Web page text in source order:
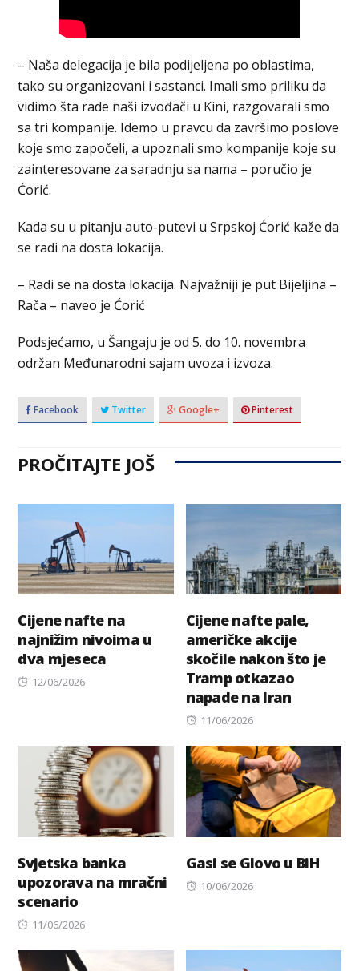
– Naša delegacija je bila podijeljena po oblastima,
tako su organizovani i sastanci. Imali smo priliku da
vidimo šta rade naši izvođači u Kini, razgovarali smo
sa tri kompanije. Idemo u pravcu da završimo poslove
koje smo započeli, a upoznali smo kompanije koje su
zainteresovane za saradnju sa nama – poručio je
Ćorić.
Kada su u pitanju auto-putevi u Srpskoj Ćorić kaže da
se radi na dosta lokacija.
– Radi se na dosta lokacija. Najvažniji je put Bijeljina –
Rača – naveo je Ćorić
Podsjećamo, u Šangaju je od 5. do 10. novembra
održan Međunarodni sajam uvoza i izvoza.
Facebook Twitter Google+ Pinterest
PROČITAJTE JOŠ
Cijene nafte na
najnižim nivoima u
dva mjeseca
Posted
12/06/2026
Cijene nafte pale,
američke akcije
skočile nakon što je
Tramp otkazao
napade na Iran
Posted
11/06/2026
Svjetska banka
upozorava na mračni
scenario
Posted
11/06/2026
Gasi se Glovo u BiH
Posted
10/06/2026